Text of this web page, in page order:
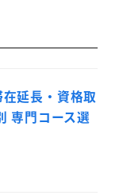
延長・資格取
専門コース選